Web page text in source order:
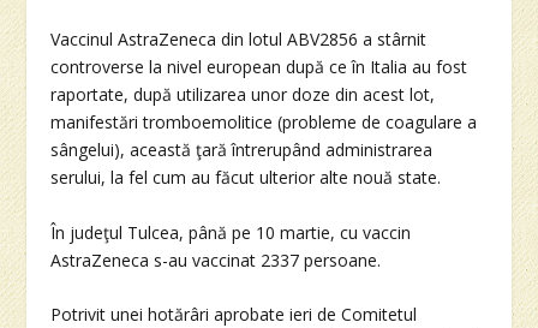
Vaccinul AstraZeneca din lotul ABV2856 a stârnit
controverse la nivel european după ce în Italia au fost
raportate, după utilizarea unor doze din acest lot,
manifestări tromboemolitice (probleme de coagulare a
sângelui), această ţară întrerupând administrarea
serului, la fel cum au făcut ulterior alte nouă state.
În judeţul Tulcea, până pe 10 martie, cu vaccin
AstraZeneca s-au vaccinat 2337 persoane.
Potrivit unei hotărâri aprobate ieri de Comitetul